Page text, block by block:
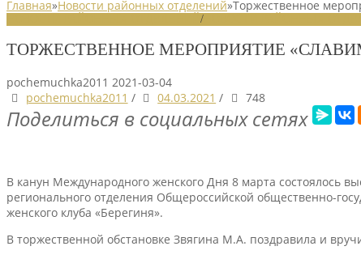
Главная»Новости районных отделений»Торжественное
/
ТОРЖЕСТВЕННОЕ МЕРОПРИЯТИЕ
pochemuchka2011 2021-03-04
pochemuchka2011 / 04.03.2021 / 748
Поделиться в социальных сетях
В канун Международного женского Дня 8 марта состоялось
регионального отделения Общероссийской общественно-
женского клуба «Берегиня».
В торжественной обстановке Звягина М.А. поздравила и